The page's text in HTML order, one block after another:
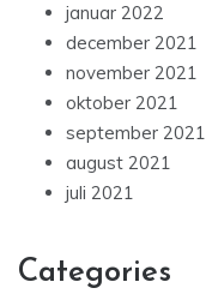
januar 2022
december 2021
november 2021
oktober 2021
september 2021
august 2021
juli 2021
Categories